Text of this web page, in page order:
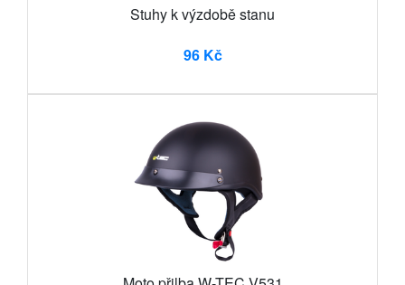
Stuhy k výzdobě stanu
96 Kč